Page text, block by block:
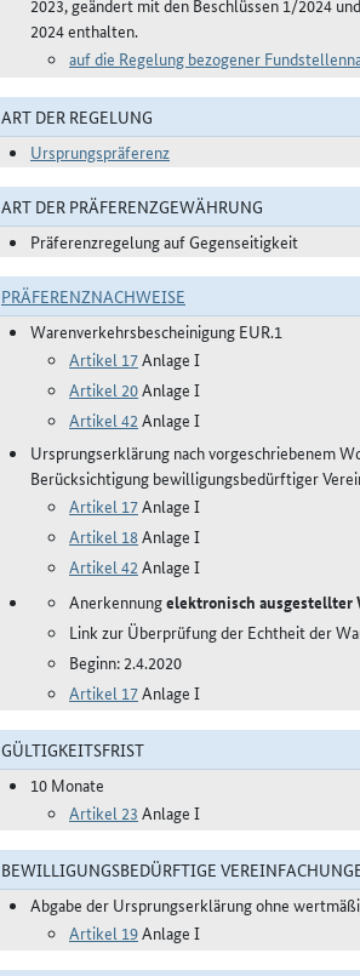
2023, geändert mit den Beschlüssen 1/2024
2024 enthalten.
auf die Regelung bezogener
ART DER REGELUNG
Ursprungspräferenz
ART DER PRÄFERENZGEWÄHRUNG
Präferenzregelung auf Gegenseitigkeit
PRÄFERENZNACHWEISE
Warenverkehrsbescheinigung EUR.1
Artikel 17Anlage I
Artikel 20Anlage I
Artikel 42 Anlage I
Ursprungserklärung nach vorgeschriebenem
Berücksichtigung bewilligungsbedürftiger
Artikel 17Anlage I
Artikel 18Anlage I
Artikel 42 Anlage I
Anerkennungelektronisch ausgestellter
Link zur Überprüfung der Echtheit der
Beginn: 2.4.2020
Artikel 17Anlage I
GÜLTIGKEITSFRIST
10 Monate
Artikel 23 Anlage I
BEWILLIGUNGSBEDÜRFTIGE
Abgabe der Ursprungserklärung ohne
Artikel 19Anlage I